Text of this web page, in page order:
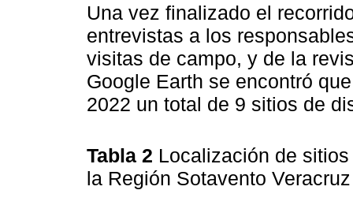
Una vez finalizado el
entrevistas a los
visitas de campo, y de la
Google Earth se encontró
2022 un total de 9 sitios de
Tabla 2 Localización de
la Región Sotavento